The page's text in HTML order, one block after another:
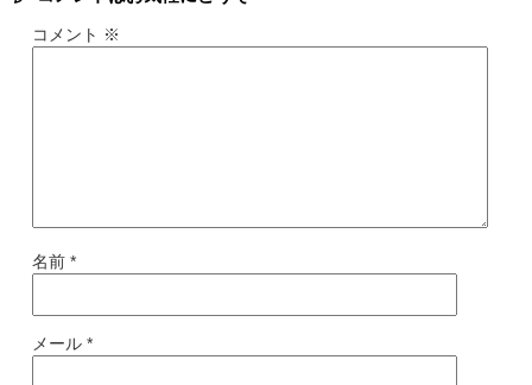
コメント ※
名前 *
メール *